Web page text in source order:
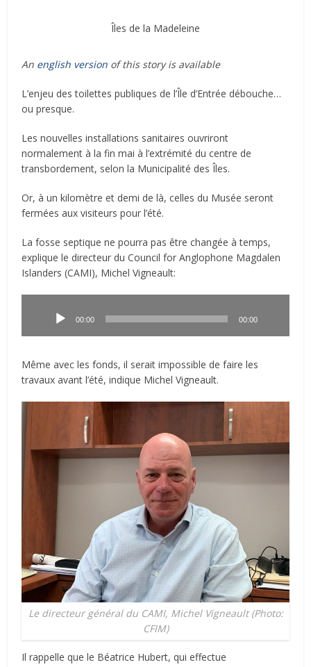
Îles de la Madeleine
An english version of this story is available
L’enjeu des toilettes publiques de l’Île d’Entrée débouche…
ou presque.
Les nouvelles installations sanitaires ouvriront
normalement à la fin mai à l’extrémité du centre de
transbordement, selon la Municipalité des Îles.
Or, à un kilomètre et demi de là, celles du Musée seront
fermées aux visiteurs pour l’été.
La fosse septique ne pourra pas être changée à temps,
explique le directeur du Council for Anglophone Magdalen
Islanders (CAMI), Michel Vigneault:
00:00 00:00
Même avec les fonds, il serait impossible de faire les
travaux avant l’été, indique Michel Vigneault.
Le directeur général du CAMI, Michel Vigneault (Photo:
CFIM)
Il rappelle que le Béatrice Hubert, qui effectue